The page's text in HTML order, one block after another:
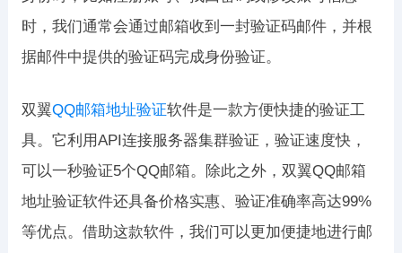
时，我们通常会通过邮箱收到一封验证码邮件，并根
据邮件中提供的验证码完成身份验证。
双翼QQ邮箱地址验证软件是一款方便快捷的验证工
具。它利用API连接服务器集群验证，验证速度快，
可以一秒验证5个QQ邮箱。除此之外，双翼QQ邮箱
地址验证软件还具备价格实惠、验证准确率高达99%
等优点。借助这款软件，我们可以更加便捷地进行邮